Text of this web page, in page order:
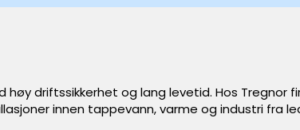
driftssikkerhet og lang levetid. Hos Tregnor
innen tappevann, varme og industri fra